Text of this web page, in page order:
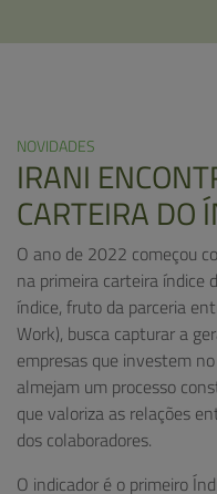
NOVIDADES
IRANI
CARTEIRA DO
O ano de 2022 começou
na primeira carteira índice
índice, fruto da parceria
Work), busca capturar a
empresas que investem
almejam um processo
que valoriza as relações
dos colaboradores.
O indicador é o primeiro